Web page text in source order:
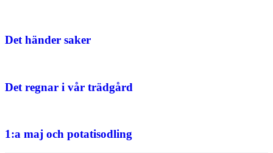
Det händer saker
Det regnar i vår trädgård
1:a maj och potatisodling